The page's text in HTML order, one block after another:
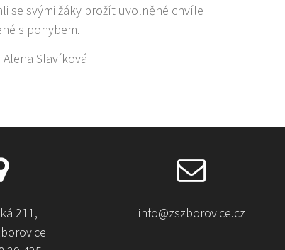
se svými žáky prožít uvolněné chvíle
s pohybem.
Alena Slavíková
211,
info@zszborovice.cz